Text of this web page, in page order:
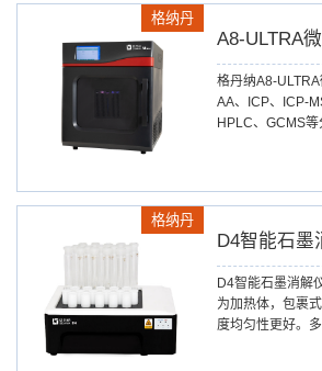
格纳丹
格丹纳A8-
AA、ICP、ICP-
HPLC、GCMS等
品处理性能，20
机/无机/液体/固
成等。
格纳丹
D4智能石墨
D4智能石墨消解
为加热体，包裹
度均匀性更好。
品的批量处理，